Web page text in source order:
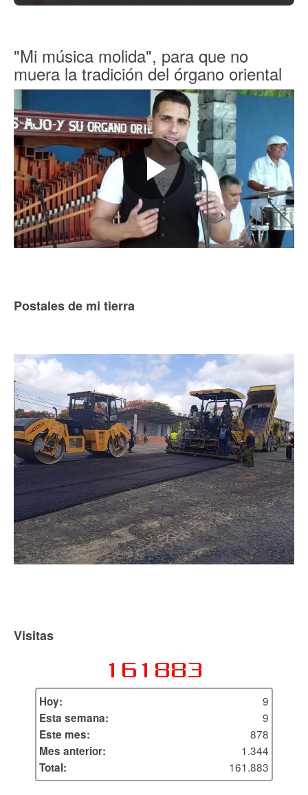
"Mi música molida", para que no
muera la tradición del órgano oriental
Postales de mi tierra
Visitas
Hoy:
9
Esta semana:
9
Este mes:
878
Mes anterior:
1.344
Total:
161.883